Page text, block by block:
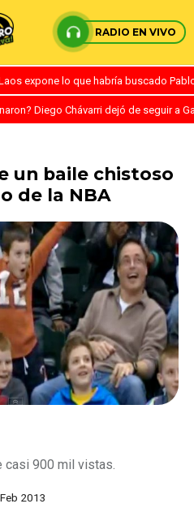
RADIO EN VIVO
expone lo que habría buscado
Diego Chávarri dejó de seguir a
un baile chistoso
de la NBA
casi 900 mil vistas.
2013